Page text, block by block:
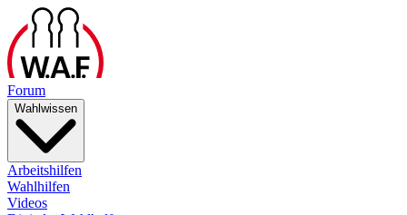
Forum
Wahlwissen
Arbeitshilfen
Wahlhilfen
Videos